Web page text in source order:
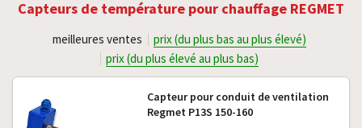
Capteurs de température pour chauffage REGMET
meilleures ventes
prix (du plus bas au plus élevé)
prix (du plus élevé au plus bas)
Capteur pour conduit de ventilation
Regmet P13S 150-160